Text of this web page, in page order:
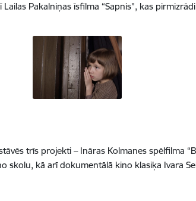
Lailas Pakalniņas īsfilma “Sapnis”, kas
trīs projekti – Ināras Kolmanes spēlfilma
skolu, kā arī dokumentālā kino klasiķa Ivara